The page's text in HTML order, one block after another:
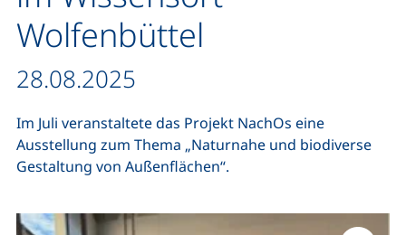
Wolfenbüttel
Datum / Dauer:
28.08.2025
Im Juli veranstaltete das Projekt NachOs eine
Ausstellung zum Thema „Naturnahe und biodiverse
Gestaltung von Außenflächen“.